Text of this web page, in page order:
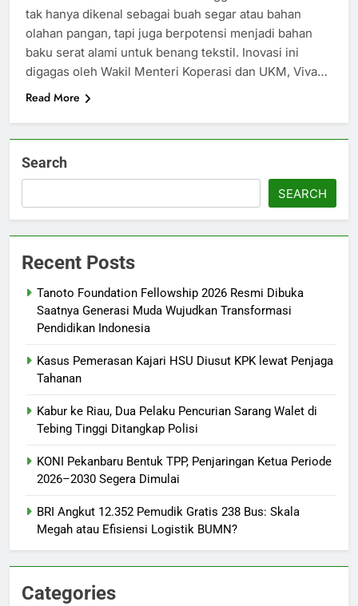
tak hanya dikenal sebagai buah segar atau bahan
olahan pangan, tapi juga berpotensi menjadi bahan
baku serat alami untuk benang tekstil. Inovasi ini
digagas oleh Wakil Menteri Koperasi dan UKM, Viva…
Read More
Search
SEARCH
Recent Posts
Tanoto Foundation Fellowship 2026 Resmi Dibuka
Saatnya Generasi Muda Wujudkan Transformasi
Pendidikan Indonesia
Kasus Pemerasan Kajari HSU Diusut KPK lewat Penjaga
Tahanan
Kabur ke Riau, Dua Pelaku Pencurian Sarang Walet di
Tebing Tinggi Ditangkap Polisi
KONI Pekanbaru Bentuk TPP, Penjaringan Ketua Periode
2026–2030 Segera Dimulai
BRI Angkut 12.352 Pemudik Gratis 238 Bus: Skala
Megah atau Efisiensi Logistik BUMN?
Categories